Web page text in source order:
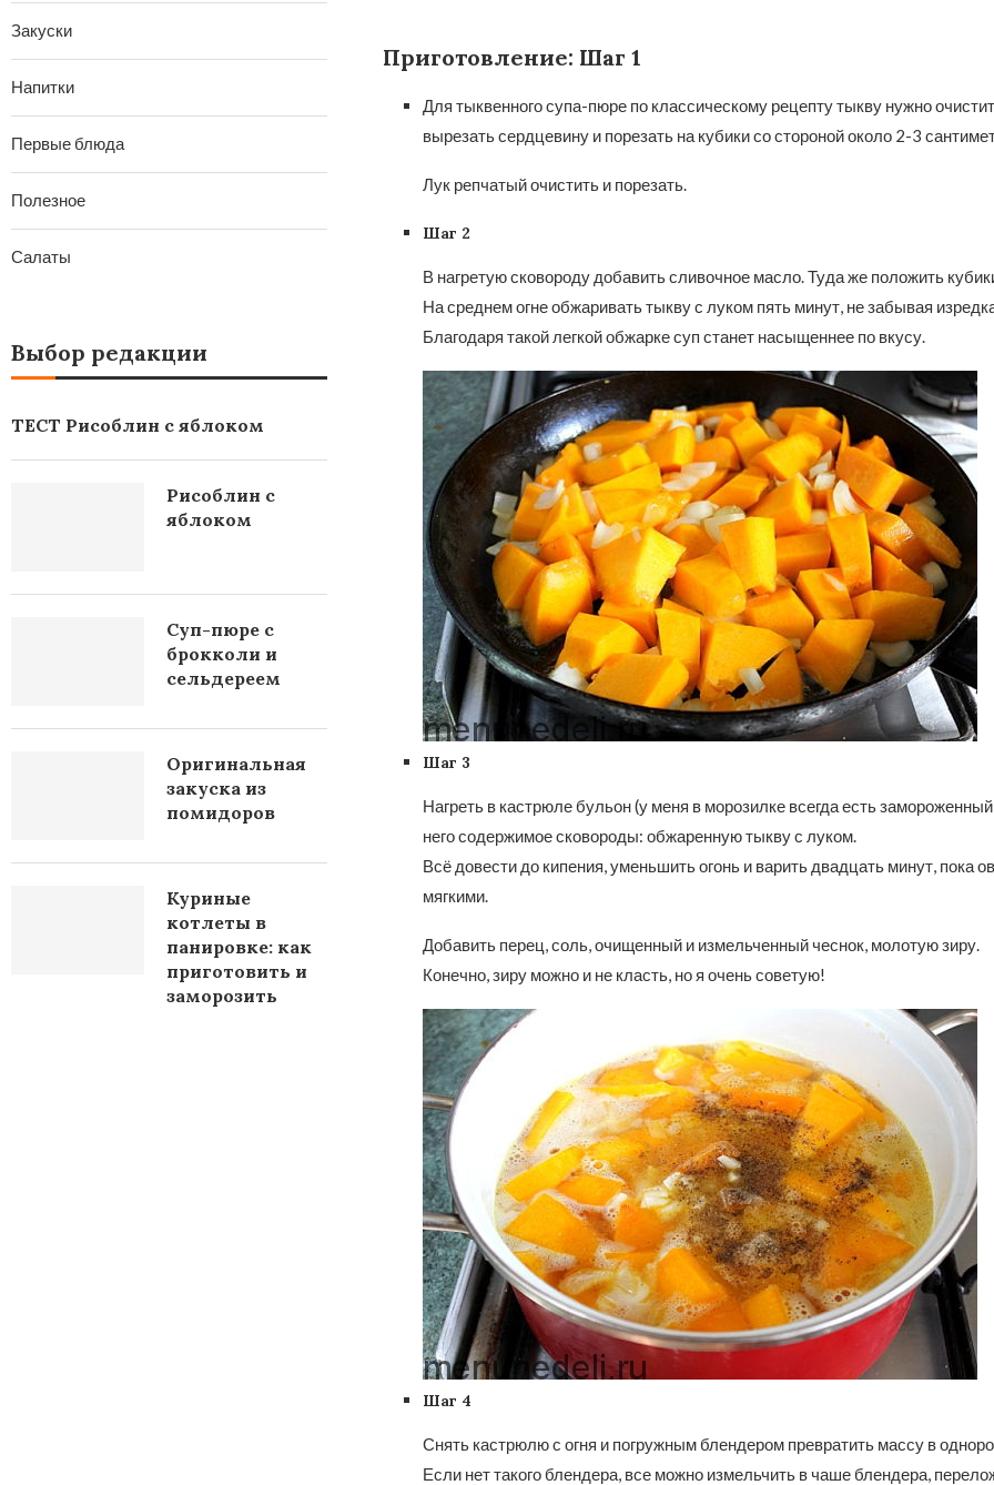
Приготовление: Шаг 1
Для тыквенного супа-пюре по классическому рецепту тыкву нужно
вырезать сердцевину и порезать на кубики со стороной около 2-3
Лук репчатый очистить и порезать.
Шаг 2
В нагретую сковороду добавить сливочное масло. Туда же положить
На среднем огне обжаривать тыкву с луком пять минут, не забывая
Благодаря такой легкой обжарке суп станет насыщеннее по вкусу.
Шаг 3
Нагреть в кастрюле бульон (у меня в морозилке всегда есть
него содержимое сковороды: обжаренную тыкву с луком.
Всё довести до кипения, уменьшить огонь и варить двадцать минут, пока
мягкими.
Добавить перец, соль, очищенный и измельченный чеснок, молотую зиру.
Конечно, зиру можно и не класть, но я очень советую!
Шаг 4
Снять кастрюлю с огня и погружным блендером превратить массу в
Если нет такого блендера, все можно измельчить в чаше блендера,
Закуски
Напитки
Первые блюда
Полезное
Салаты
Выбор редакции
ТЕСТ Рисоблин с яблоком
Рисоблин с
яблоком
Суп-пюре с
брокколи и
сельдереем
Оригинальная
закуска из
помидоров
Куриные
котлеты в
панировке: как
приготовить и
заморозить